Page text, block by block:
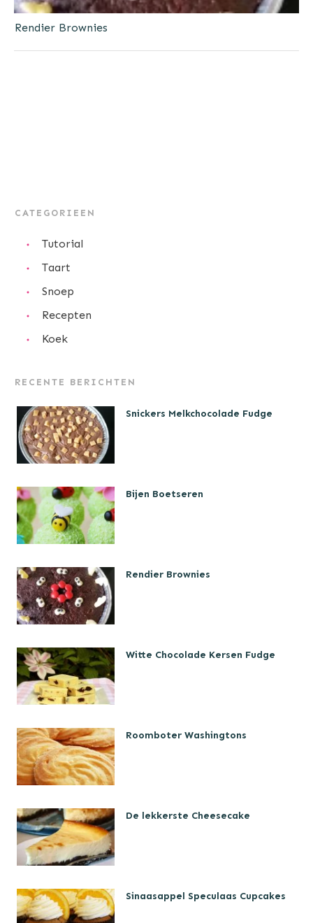
Rendier Brownies
CATEGORIEEN
Tutorial
Taart
Snoep
Recepten
Koek
RECENTE BERICHTEN
Snickers Melkchocolade Fudge
Bijen Boetseren
Rendier Brownies
Witte Chocolade Kersen Fudge
Roomboter Washingtons
De lekkerste Cheesecake
Sinaasappel Speculaas Cupcakes